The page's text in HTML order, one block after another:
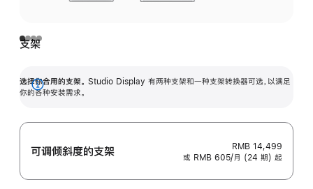
支架
选择你合用的支架。 Studio Display 有两种支架和一种支架转换器可选，以满足
你的各种安装需求。
展
可调倾斜度的支架
RMB 14,499
或 RMB 605/月 (24 期) 起